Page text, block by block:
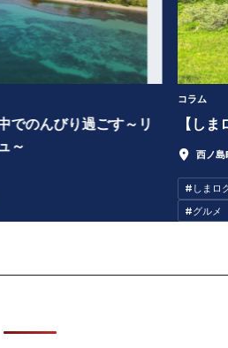
でのんびり過ごす～リ
～
コラム
【し
西ノ島
# しまロ
#グルメ